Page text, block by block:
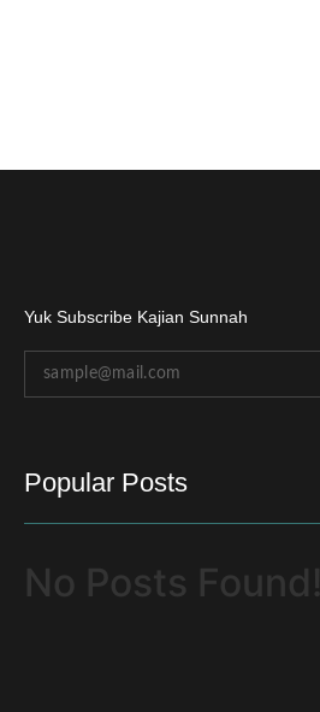
Yuk Subscribe Kajian Sunnah
Popular Posts
No Posts Found!